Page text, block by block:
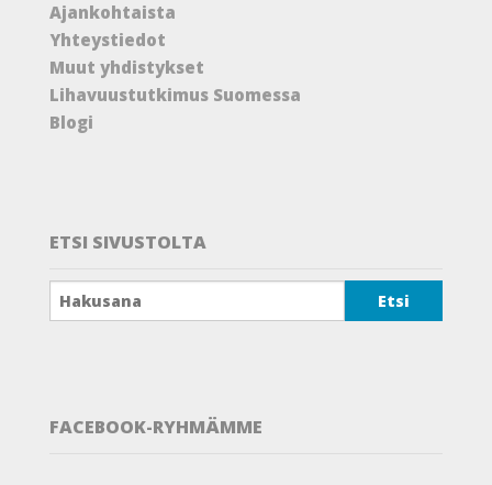
Ajankohtaista
Yhteystiedot
Muut yhdistykset
Lihavuustutkimus Suomessa
Blogi
ETSI SIVUSTOLTA
FACEBOOK-RYHMÄMME